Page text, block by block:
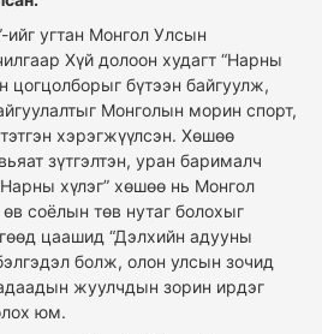
угтан Монгол Улсын
Хүй долоон худагт “Нарны
цогцолборыг бүтээн байгуулж,
Монголын морин спорт,
хэрэгжүүлсэн. Хөшөө
зүтгэлтэн, уран барималч
хүлэг” хөшөө нь Монгол
соёлын төв нутаг болохыг
цаашид “Дэлхийн адууны
болж, олон улсын зочид
жуулчдын зорин ирдэг
юм.